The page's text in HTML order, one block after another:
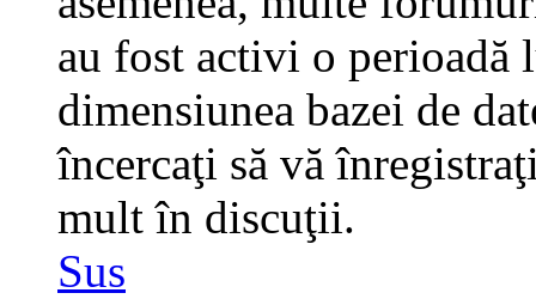
au fost activi o perioadă
dimensiunea bazei de
încercaţi să vă
mult în discuţii.
Sus